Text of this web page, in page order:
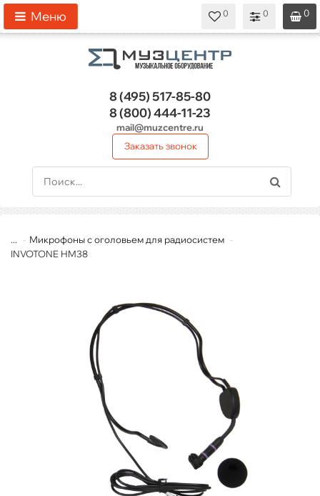
0
0
0
Меню
8 (495)517-85-80
8 (800)444-11-23
mail@muzcentre.ru
Заказать звонок
...
Микрофоны с оголовьем для радиосистем
INVOTONE HM38